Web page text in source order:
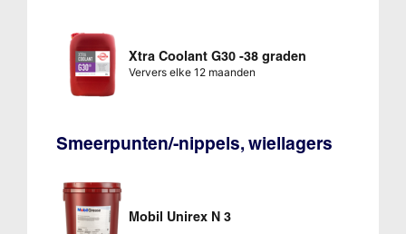
Xtra Coolant G30 -38 graden
Ververs elke 12 maanden
Smeerpunten/-nippels, wiellagers
Mobil Unirex N 3